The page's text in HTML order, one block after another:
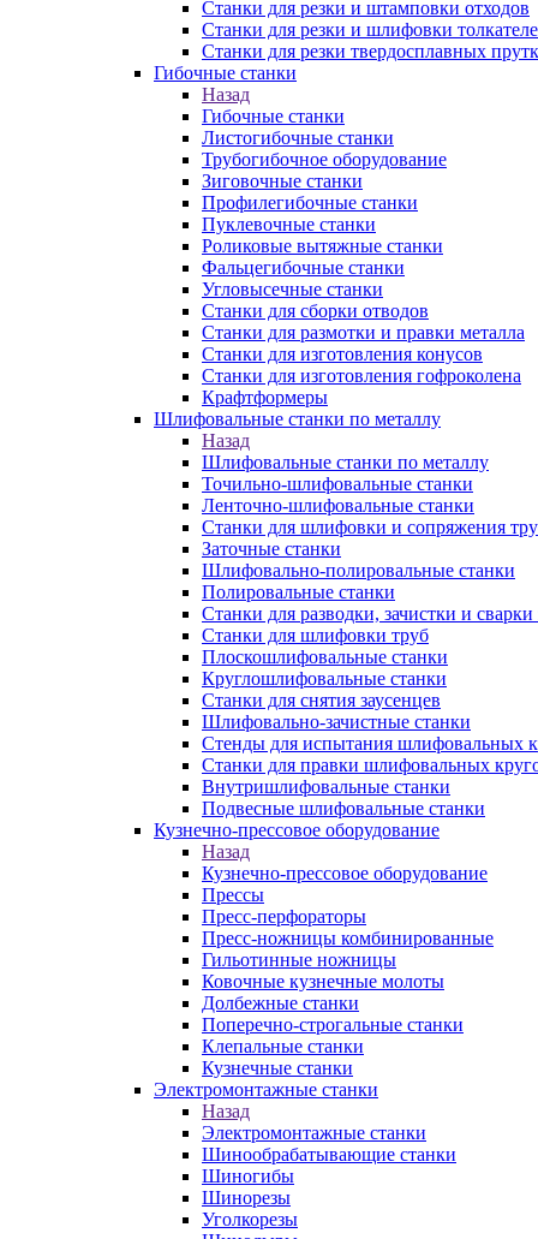
Станки для резки и штамповки отходов
Станки для резки и шлифовки
Станки для резки твердосплавных
Гибочные станки
Назад
Гибочные станки
Листогибочные станки
Трубогибочное оборудование
Зиговочные станки
Профилегибочные станки
Пуклевочные станки
Роликовые вытяжные станки
Фальцегибочные станки
Угловысечные станки
Станки для сборки отводов
Станки для размотки и правки металла
Станки для изготовления конусов
Станки для изготовления гофроколена
Крафтформеры
Шлифовальные станки по металлу
Назад
Шлифовальные станки по металлу
Точильно-шлифовальные станки
Ленточно-шлифовальные станки
Станки для шлифовки и сопряжения
Заточные станки
Шлифовально-полировальные станки
Полировальные станки
Станки для разводки, зачистки и сварки
Станки для шлифовки труб
Плоскошлифовальные станки
Круглошлифовальные станки
Станки для снятия заусенцев
Шлифовально-зачистные станки
Стенды для испытания шлифовальных
Станки для правки шлифовальных
Внутришлифовальные станки
Подвесные шлифовальные станки
Кузнечно-прессовое оборудование
Назад
Кузнечно-прессовое оборудование
Прессы
Пресс-перфораторы
Пресс-ножницы комбинированные
Гильотинные ножницы
Ковочные кузнечные молоты
Долбежные станки
Поперечно-строгальные станки
Клепальные станки
Кузнечные станки
Электромонтажные станки
Назад
Электромонтажные станки
Шинообрабатывающие станки
Шиногибы
Шинорезы
Уголкорезы